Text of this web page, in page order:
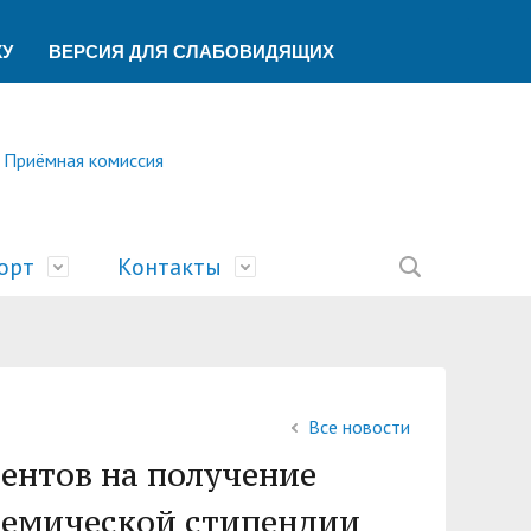
ВЕРСИЯ ДЛЯ СЛАБОВИДЯЩИХ
Приёмная комиссия
и финансового контроля
университеты»
Контакты
Все новости
на получение
стипендии